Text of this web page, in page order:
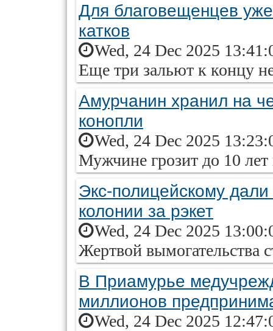
Для благовещенцев
катков
Wed, 24 Dec 2025
Еще три зальют к концу
Амурчанин хранил на
конопли
Wed, 24 Dec 2025
Мужчине грозит до 10
Экс-полицейскому
колонии за рэкет
Wed, 24 Dec 2025
Жертвой вымогательства
В Приамурье
миллионов
Wed, 24 Dec 2025